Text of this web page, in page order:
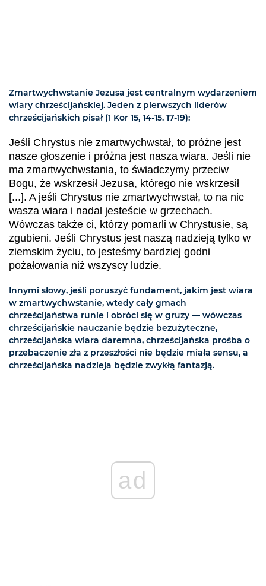
Zmartwychwstanie Jezusa jest centralnym wydarzeniem
wiary chrześcijańskiej. Jeden z pierwszych liderów
chrześcijańskich pisał (1 Kor 15, 14-15. 17-19):
Jeśli Chrystus nie zmartwychwstał, to próżne jest
nasze głoszenie i próżna jest nasza wiara. Jeśli nie
ma zmartwychwstania, to świadczymy przeciw
Bogu, że wskrzesił Jezusa, którego nie wskrzesił
[...]. A jeśli Chrystus nie zmartwychwstał, to na nic
wasza wiara i nadal jesteście w grzechach.
Wówczas także ci, którzy pomarli w Chrystusie, są
zgubieni. Jeśli Chrystus jest naszą nadzieją tylko w
ziemskim życiu, to jesteśmy bardziej godni
pożałowania niż wszyscy ludzie.
Innymi słowy, jeśli poruszyć fundament, jakim jest wiara
w zmartwychwstanie, wtedy cały gmach
chrześcijaństwa runie i obróci się w gruzy — wówczas
chrześcijańskie nauczanie będzie bezużyteczne,
chrześcijańska wiara daremna, chrześcijańska prośba o
przebaczenie zła z przeszłości nie będzie miała sensu, a
chrześcijańska nadzieja będzie zwykłą fantazją.
ad